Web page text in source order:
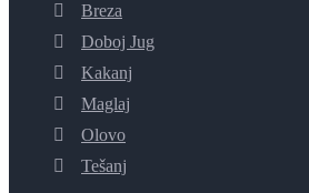
Breza
Doboj Jug
Kakanj
Maglaj
Olovo
Tešanj